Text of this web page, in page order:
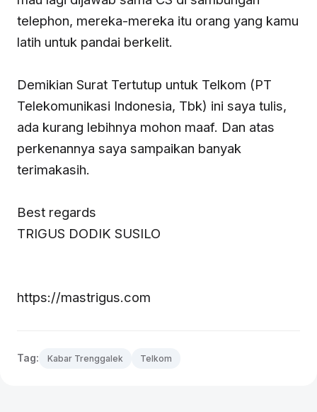
telephon, mereka-mereka itu orang yang kamu
latih untuk pandai berkelit.
Demikian Surat Tertutup untuk Telkom (PT
Telekomunikasi Indonesia, Tbk) ini saya tulis,
ada kurang lebihnya mohon maaf. Dan atas
perkenannya saya sampaikan banyak
terimakasih.
Best regards
TRIGUS DODIK SUSILO
https://mastrigus.com
Tag: Kabar Trenggalek Telkom